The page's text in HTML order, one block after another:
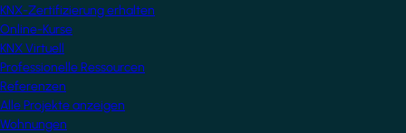
KNX-Zertifizierung erhalten
Online-Kurse
KNX Virtuell
Professionelle Ressourcen
Referenzen
Alle Projekte anzeigen
Wohnungen